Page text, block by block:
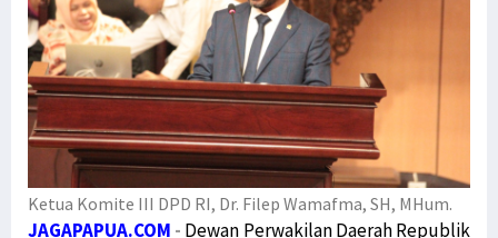
Ketua Komite III DPD RI, Dr. Filep Wamafma, SH, MHum.
JAGAPAPUA.COM - Dewan Perwakilan Daerah Republik